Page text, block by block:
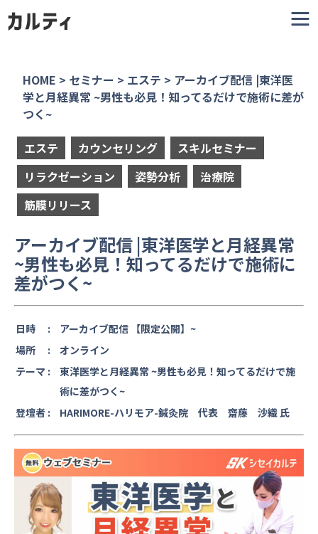
HOME > セミナー > エステ > アーカイブ配信 |東洋医
学と月経異常 ~男性も必見！知ってるだけで施術に差が
つく~
エステ
カウンセリング
スキルセミナー
リラクゼーション
姿勢分析
治療院
筋膜リリース
アーカイブ配信 |東洋医学と月経異常
~男性も必見！知ってるだけで施術に
差がつく~
日時 :
アーカイブ配信 【限定公開】~
場所 :
オンライン
テーマ :
東洋医学と月経異常 ~男性も必見！知ってるだけで施
術に差がつく~
登壇者 :
HARIMORE-ハリモア-鍼灸院 代表 齋藤 沙織 氏